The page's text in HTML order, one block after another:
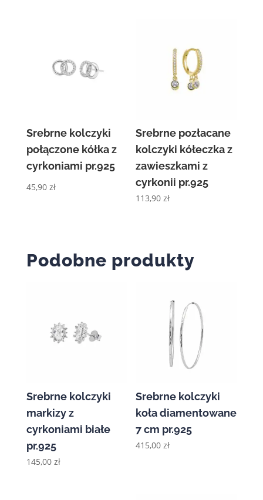
Srebrne kolczyki
połączone kółka z
cyrkoniami pr.925
45,90 zł
Srebrne pozłacane
kolczyki kółeczka z
zawieszkami z
cyrkonii pr.925
113,90zł
Podobne produkty
Srebrne kolczyki
markizy z
cyrkoniami białe
pr.925
145,00 zł
Srebrne kolczyki
koła diamentowane
7 cm pr.925
415,00zł